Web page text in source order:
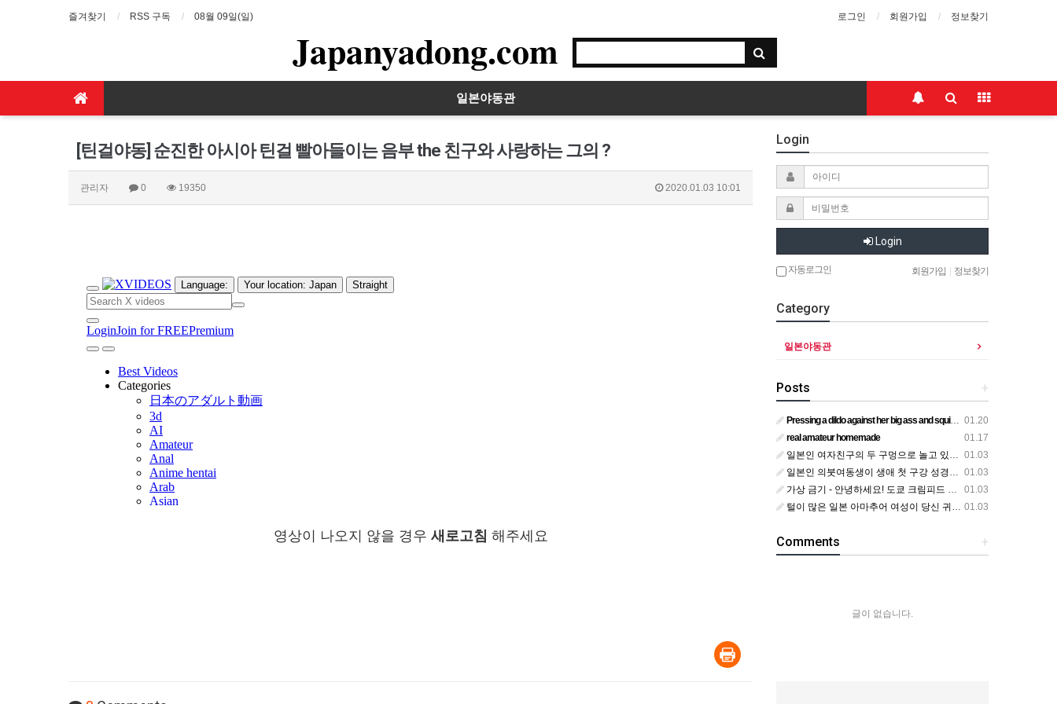
즐겨찾기 RSS 구독 08월 09일(일) 로그인 회원가입 정보찾기
Japanyadong.com
일본야동관
[틴걸야동] 순진한 아시아 틴걸 빨아들이는 음부 the 친구와 사랑하는 그의 ?
관리자 0 19350 2020.01.03 10:01
영상이 나오지 않을 경우 새로고침 해주세요
Login
Login
자동로그인 회원가입 정보찾기
Category
일본야동관
+
Posts
01.20
Pressing a dildo against her big ass and squirting from below
01.17
real amateur homemade
01.03
일본인 여자친구의 두 구멍으로 놀고 있어요
01.03
일본인 의붓여동생이 생애 첫 구강 성경험을 공개하다
01.03
가상 금기 - 안녕하세요! 도쿄 크림피드 시엘에서
01.03
털이 많은 일본 아마추어 여성이 당신 귀에 대고 신음하며 자위합니다. 그녀가 오르가즘에 도달하는 모습을 보세요?
+
Comments
글이 없습니다.